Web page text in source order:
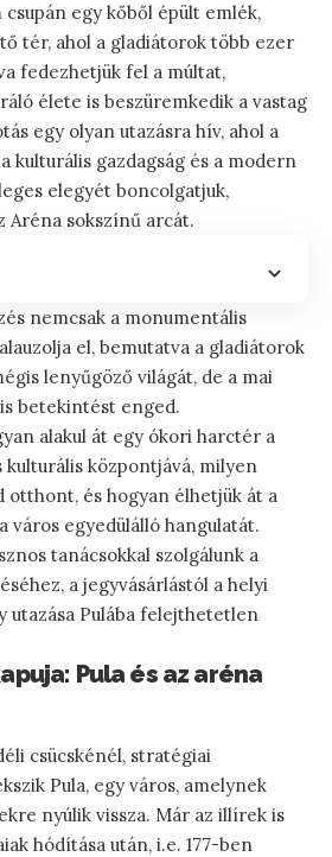
egy kőből épült emlék,
tér, ahol a gladiátorok több ezer
fedezhetjük fel a múltat,
élete is beszüremkedik a vastag
egy olyan utazásra hív, ahol a
kulturális gazdagság és a modern
elegyét boncolgatjuk,
Aréna sokszínű arcát.
nemcsak a monumentális
el, bemutatva a gladiátorok
lenyűgöző világát, de a mai
betekintést enged.
alakul át egy ókori harctér a
központjává, milyen
otthont, és hogyan élhetjük át a
város egyedülálló hangulatát.
tanácsokkal szolgálunk a
a jegyvásárlástól a helyi
utazása Pulába felejthetetlen
Pula és az aréna
csücskénél, stratégiai
Pula, egy város, amelynek
nyúlik vissza. Már az illírek is
hódítása után, i.e. 177-ben